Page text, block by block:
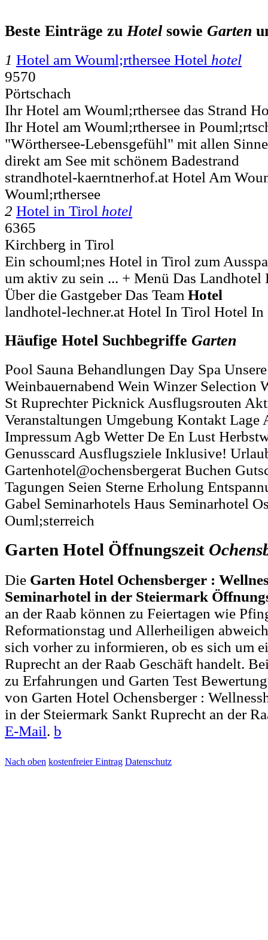
Beste Einträge zuHotelsowie Garten
1 Hotel am Wouml;rthersee Hotel hotel
9570
Pörtschach
Ihr Hotel am Wouml;rthersee das Strand
Ihr Hotel am Wouml;rthersee in
"Wörthersee-Lebensgefühl" mit allen
direkt am See mit schönem Badestrand
strandhotel-kaerntnerhof.at Hotel Am
Wouml;rthersee
2 Hotel in Tirol hotel
6365
Kirchberg in Tirol
Ein schouml;nes Hotel in Tirol zum
um aktiv zu sein ... + Menü Das
Über die Gastgeber Das Team Hotel
landhotel-lechner.at Hotel In Tirol Hotel
Häufige Hotel Suchbegriffe Garten
Pool Sauna Behandlungen Day Spa
Weinbauernabend Wein Winzer Selection
St Ruprechter Picknick Ausflugsrouten
Veranstaltungen Umgebung Kontakt Lage
Impressum Agb Wetter De En Lust
Genusscard Ausflugsziele Inklusive!
Gartenhotel@ochensbergerat Buchen
Tagungen Seien Sterne Erholung
Gabel Seminarhotels Haus Seminarhotel
Ouml;sterreich
Garten Hotel Öffnungszeit
Die Garten Hotel Ochensberger :
Seminarhotel in der Steiermark
an der Raab können zu Feiertagen wie
Reformationstag und Allerheiligen
sich vorher zu informieren, ob es sich um
Ruprecht an der Raab Geschäft handelt.
zu Erfahrungen und Garten Test
von Garten Hotel Ochensberger :
in der Steiermark Sankt Ruprecht an der
E-Mail. b
Nach oben kostenfreier Eintrag Datenschutz